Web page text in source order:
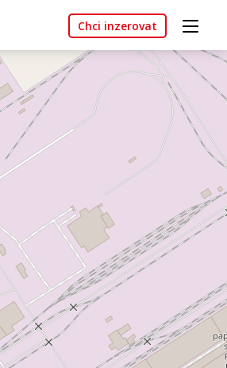
Chci inzerovat